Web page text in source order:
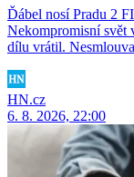
Ďábel nosí Pradu 2
Nekompromisní svět
dílu vrátil.
HN.cz
6. 8. 2026, 22:00